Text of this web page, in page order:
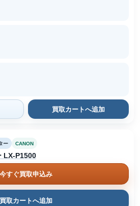
買取カートへ追加
ー CANON
LX-P1500
今すぐ買取申込み
買取カートへ追加